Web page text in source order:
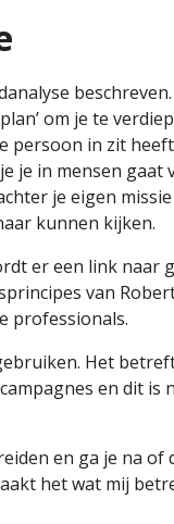
om je te
persoon in zit
je in mensen gaat
je eigen
kunnen kijken.
er een link naar
van
professionals.
Het
en dit is
en ga je na of
het wat mij